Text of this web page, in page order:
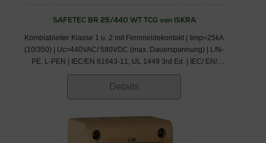
SAFETEC BR 25/440 WT TCG von ISKRA
Kombiableiter Klasse 1 u. 2 mit Fernmeldekontakt | Iimp=25kA
(10/350) | Uc=440VAC/ 580VDC (max. Dauerspannung) | L/N-
PE, L-PEN | IEC/EN 61643-11, UL 1449 3rd Ed. | IEC/ EN/
VDE: Klasse I,II/ Typ 1,2/ B+C
Details